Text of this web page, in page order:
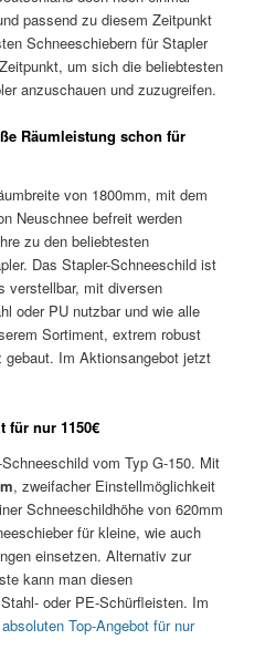
passend zu diesem Zeitpunkt
Schneeschiebern für Stapler
um sich die beliebtesten
anzuschauen und zuzugreifen.
Räumleistung schon für
von 1800mm, mit dem
Neuschnee befreit werden
zu den beliebtesten
Das Stapler-Schneeschild ist
verstellbar, mit diversen
oder PU nutzbar und wie alle
Sortiment, extrem robust
Im Aktionsangebot jetzt
für nur 1150€
vom Typ G-150. Mit
, zweifacher Einstellmöglichkeit
Schneeschildhöhe von 620mm
für kleine, wie auch
einsetzen. Alternativ zur
kann man diesen
oder PE-Schürfleisten. Im
Top-Angebot für nur